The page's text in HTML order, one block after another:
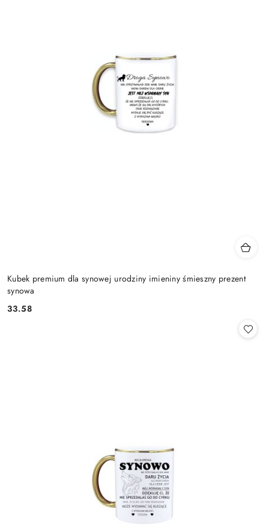
Kubek premium dla synowej urodziny imieniny śmieszny prezent
synowa
Cena:
33.58